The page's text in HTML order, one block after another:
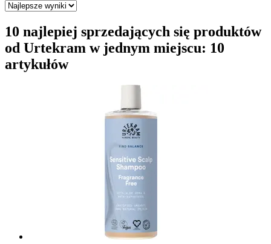
10 najlepiej sprzedających się produktów
od Urtekram w jednym miejscu: 10
artykułów